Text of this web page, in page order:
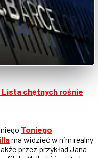
Lista chętnych rośnie
Toniego
ma widzieć w nim realny
przez przykład Jana